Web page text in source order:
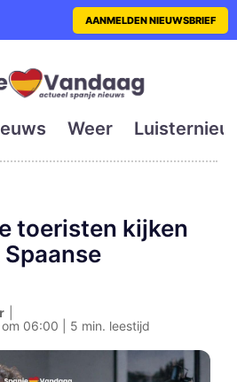
is de eerste
AANMELDEN NIEUWSBRIEF
Weer
toeristen kijken
06:00 | 5 min. leestijd